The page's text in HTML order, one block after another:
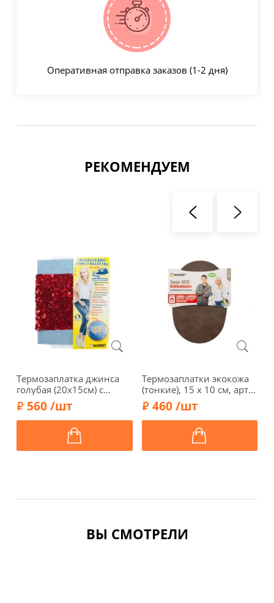
Оперативная отправка заказов (1-2 дня)
РЕКОМЕНДУЕМ
Термозаплатка джинса
голубая (20х15см) с
красными пайетками
(15х10см), 120-Р/996
560 /шт
Термозаплатки экокожа
(тонкие), 15 х 10 см, арт.
25-C/807, ореховый
460 /шт
ВЫ СМОТРЕЛИ